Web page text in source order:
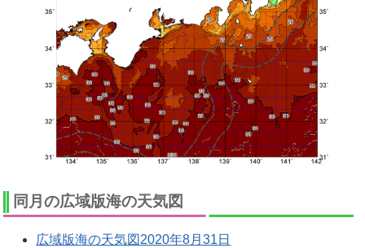
同月の広域版海の天気図
広域版海の天気図2020年8月31日